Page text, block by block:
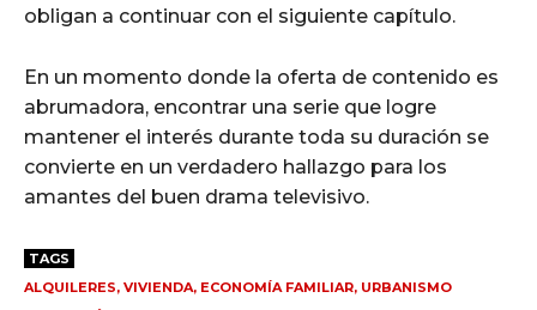
obligan a continuar con el siguiente capítulo.
En un momento donde la oferta de contenido es
abrumadora, encontrar una serie que logre
mantener el interés durante toda su duración se
convierte en un verdadero hallazgo para los
amantes del buen drama televisivo.
TAGS
ALQUILERES, VIVIENDA, ECONOMÍA FAMILIAR, URBANISMO